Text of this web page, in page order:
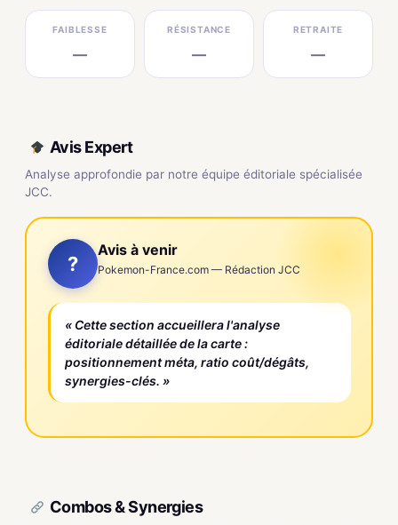
FAIBLESSE
—
RÉSISTANCE
—
RETRAITE
—
Avis Expert
Analyse approfondie par notre équipe éditoriale spécialisée
JCC.
?
Avis à venir
Pokemon-France.com — Rédaction JCC
« Cette section accueillera l'analyse
éditoriale détaillée de la carte :
positionnement méta, ratio coût/dégâts,
synergies-clés. »
Combos & Synergies